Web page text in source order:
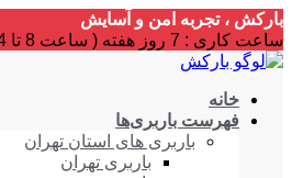
بارکش ، تجربه امن و آسایش
ساعت کاری : 7 روز هفته ( ساعت 8 تا 24 )
خانه
فهرست باربری‌ها
باربری های استان تهران
باربری تهران